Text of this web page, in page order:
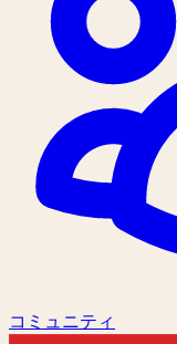
コミュニティ